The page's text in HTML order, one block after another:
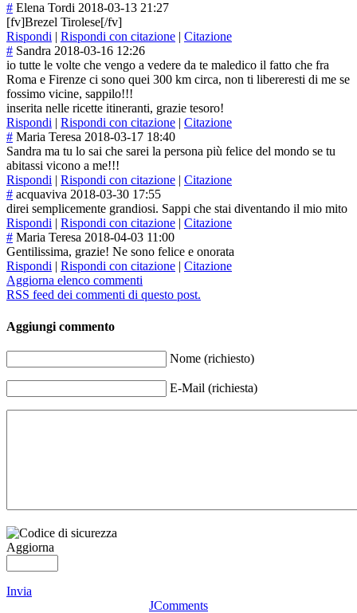
# Elena Tordi 2018-03-13 21:27
[fv]Brezel Tirolese[/fv]
Rispondi | Rispondi con citazione | Citazione
# Sandra 2018-03-16 12:26
io tutte le volte che vengo a vedere da te maledico il fatto che fra
Roma e Firenze ci sono quei 300 km circa, non ti libereresti di me se
fossimo vicine, sappilo!!!
inserita nelle ricette itineranti, grazie tesoro!
Rispondi | Rispondi con citazione | Citazione
# Maria Teresa 2018-03-17 18:40
Sandra ma tu lo sai che sarei la persona più felice del mondo se tu
abitassi vicono a me!!!
Rispondi | Rispondi con citazione | Citazione
# acquaviva 2018-03-30 17:55
direi semplicemente grandiosi. Sappi che stai diventando il mio mito
Rispondi | Rispondi con citazione | Citazione
# Maria Teresa 2018-04-03 11:00
Gentilissima, grazie! Ne sono felice e onorata
Rispondi | Rispondi con citazione | Citazione
Aggiorna elenco commenti
RSS feed dei commenti di questo post.
Aggiungi commento
Nome (richiesto)
E-Mail (richiesta)
Aggiorna
Invia
JComments